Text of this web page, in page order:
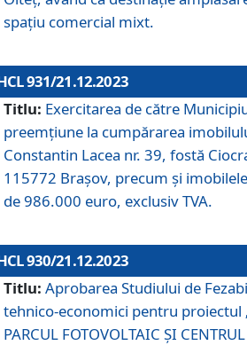
spațiu comercial mixt.
931/21.12.2023
Titlu: Exercitarea de către
preemțiune la cumpărarea
Constantin Lacea nr. 39, fostă
115772 Brașov, precum și
de 986.000 euro, exclusiv TVA.
930/21.12.2023
Titlu: Aprobarea Studiului de
tehnico-economici pentru proiectul
PARCUL FOTOVOLTAIC ȘI